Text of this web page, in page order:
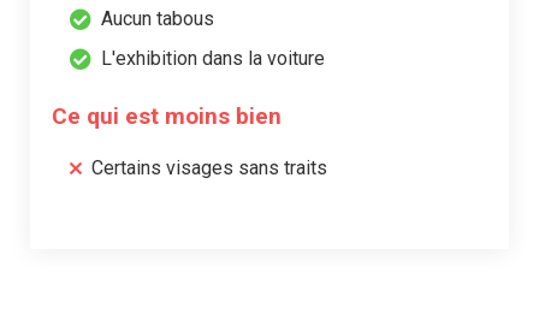
Aucun tabous
L'exhibition dans la voiture
Ce qui est moins bien
Certains visages sans traits